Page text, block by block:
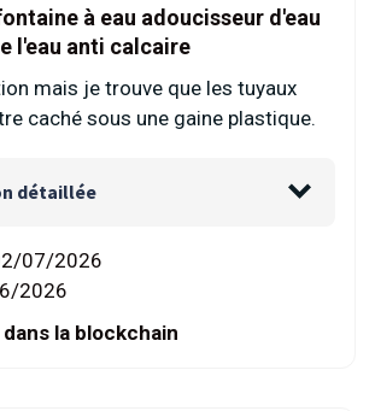
à eau adoucisseur d'eau
l'eau anti calcaire
mais je trouve que les tuyaux
caché sous une gaine plastique.
détaillée
07/2026
2026
la blockchain